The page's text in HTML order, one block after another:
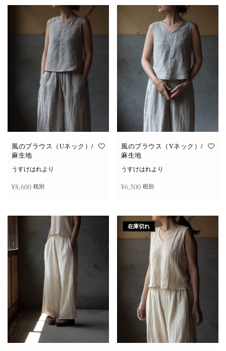
風のブラウス（Uネック）/
麻生地
うすけはれより
¥8,600 税別
の
商
品
に
は
複
数
の
バ
リ
エ
ー
シ
ョ
ン
が
あ
ま
風のブラウス（Vネック）/
麻生地
うすけはれより
¥6,500 税別
の
商
品
に
は
複
数
の
バ
リ
エ
ー
シ
ョ
ン
が
あ
り
ま
在庫切れ